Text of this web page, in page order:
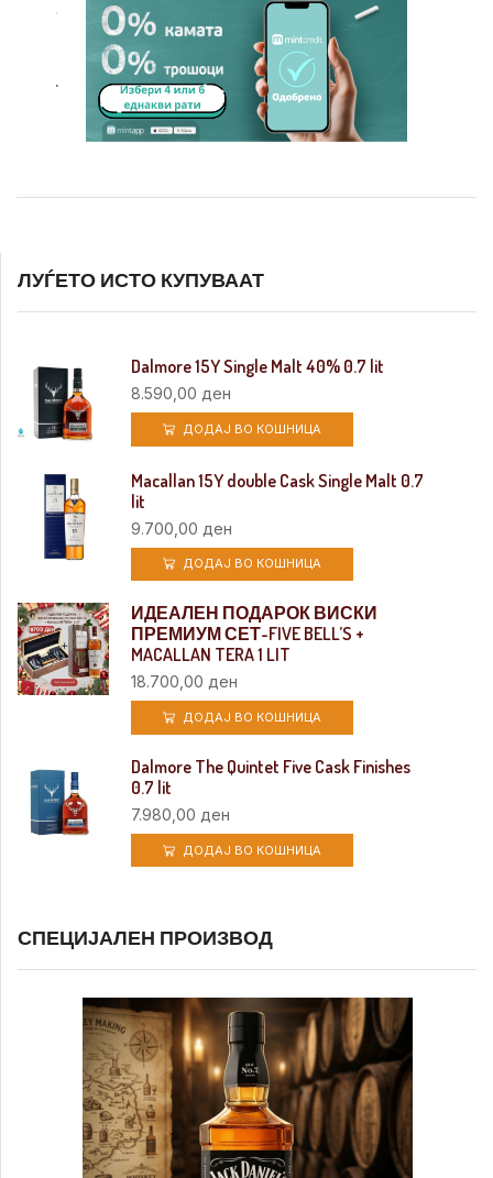
.
.
ЛУЃЕТО ИСТО КУПУВААТ
Dalmore 15Y Single Malt 40% 0.7 lit
8.590,00 ден
ДОДАЈ ВО КОШНИЦА
Macallan 15Y double Cask Single Malt 0.7
lit
9.700,00 ден
ДОДАЈ ВО КОШНИЦА
ИДЕАЛЕН ПОДАРОК ВИСКИ
ПРЕМИУМ СЕТ-FIVE BELL’S +
MACALLAN TERA 1 LIT
18.700,00 ден
ДОДАЈ ВО КОШНИЦА
Dalmore The Quintet Five Cask Finishes
0.7 lit
7.980,00 ден
ДОДАЈ ВО КОШНИЦА
СПЕЦИЈАЛЕН ПРОИЗВОД